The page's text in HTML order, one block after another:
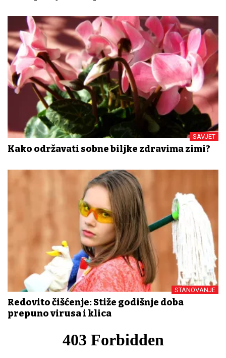
SAVJET
Kako održavati sobne biljke zdravima zimi?
STANOVANJE
Redovito čišćenje: Stiže godišnje doba
prepuno virusa i klica